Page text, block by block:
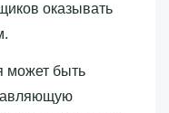
оказывать
может быть